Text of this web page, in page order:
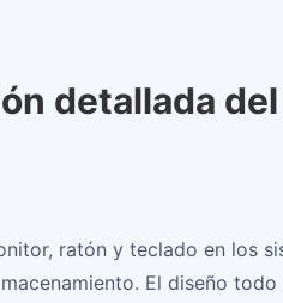
detallada
ratón y teclado en los
El diseño